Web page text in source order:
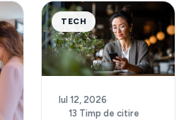
TECH
Iul 12, 2026·
13 Timp de citire